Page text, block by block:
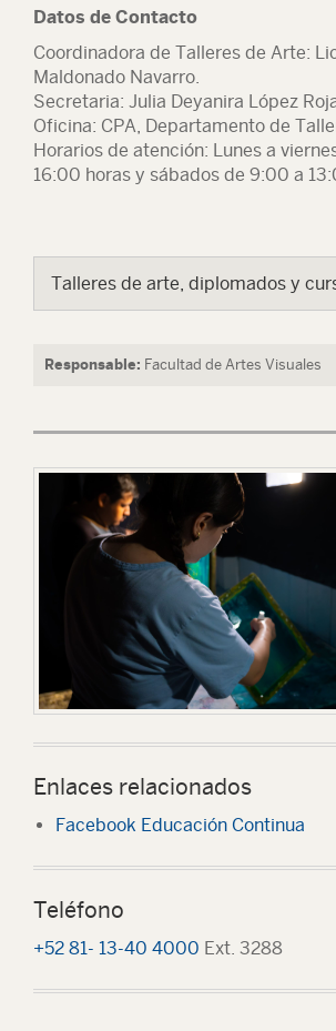
Datos de Contacto
Coordinadora de Talleres de Arte:
Maldonado Navarro.
Secretaria: Julia Deyanira López
Oficina: CPA, Departamento de
Horarios de atención: Lunes a
16:00 horas y sábados de 9:00 a
Talleres de arte, diplomados y
Responsable: Facultad de Artes Visuales
Enlaces relacionados
Facebook Educación Continua
Teléfono
+52 81- 13-40 4000 Ext. 3288